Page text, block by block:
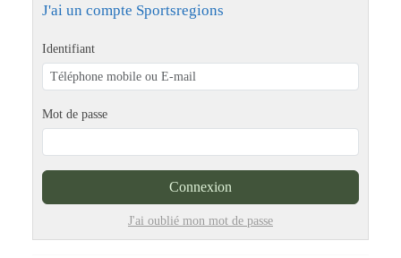
J'ai un compte Sportsregions
Identifiant
Mot de passe
Connexion
J'ai oublié mon mot de passe